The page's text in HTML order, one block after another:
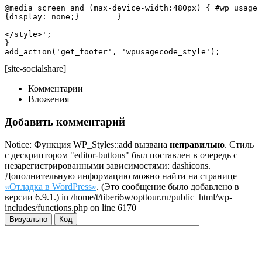
@media screen and (max-device-width:480px) { #wp_usage
{display: none;}	}
</style>';
}
add_action('get_footer', 'wpusagecode_style');
[site-socialshare]
Комментарии
Вложения
Добавить комментарий
Notice: Функция WP_Styles::add вызвана неправильно. Стиль
с дескриптором "editor-buttons" был поставлен в очередь с
незарегистрированными зависимостями: dashicons.
Дополнительную информацию можно найти на странице
«Отладка в WordPress». (Это сообщение было добавлено в
версии 6.9.1.) in /home/t/tiberi6w/opttour.ru/public_html/wp-
includes/functions.php on line 6170
Визуально Код